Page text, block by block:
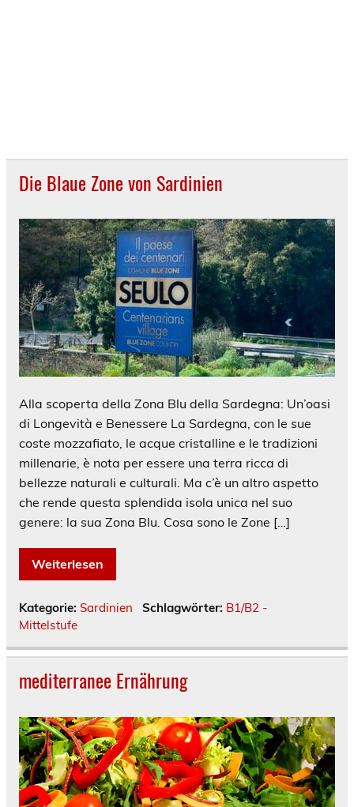
Die Blaue Zone von Sardinien
Alla scoperta della Zona Blu della Sardegna: Un’oasi
di Longevità e Benessere La Sardegna, con le sue
coste mozzafiato, le acque cristalline e le tradizioni
millenarie, è nota per essere una terra ricca di
bellezze naturali e culturali. Ma c’è un altro aspetto
che rende questa splendida isola unica nel suo
genere: la sua Zona Blu. Cosa sono le Zone […]
Weiterlesen
Kategorie: Sardinien Schlagwörter: B1/B2 -
Mittelstufe
mediterranee Ernährung